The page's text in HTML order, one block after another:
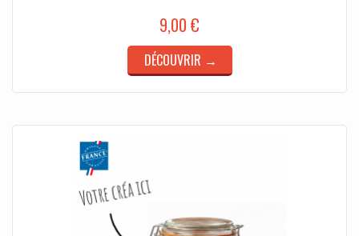
9,00 €
DÉCOUVRIR →